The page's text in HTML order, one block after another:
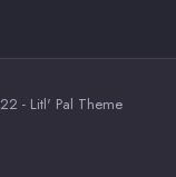
- Litl' Pal Theme